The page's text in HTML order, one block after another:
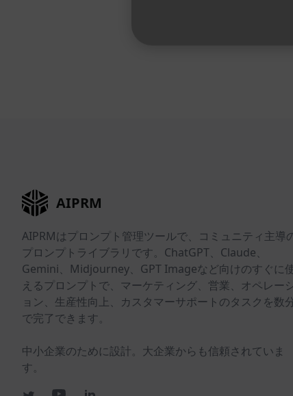
AIPRM
AIPRMはプロンプト管理ツールで、コミュニティ主導
プロンプトライブラリです。ChatGPT、Claude、
Gemini、Midjourney、GPT Imageなど向けのすぐに
えるプロンプトで、マーケティング、営業、オペレー
ョン、生産性向上、カスタマーサポートのタスクを数
で完了できます。
中小企業のために設計。大企業からも信頼されていま
す。